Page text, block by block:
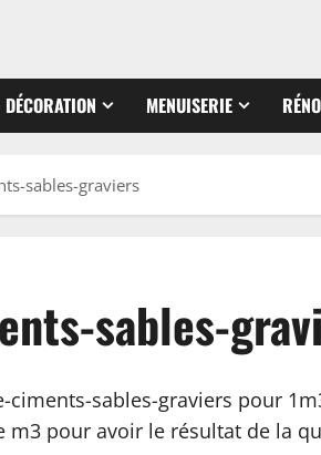
DÉCORATION MENUISERIE
sables-graviers
sables-
sables-graviers pour
m3 pour avoir le résultat de la